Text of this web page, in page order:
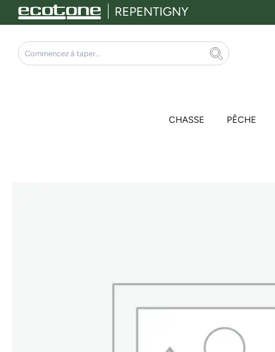
Aller
au
contenu
Rechercher
CHASSE PÊCHE